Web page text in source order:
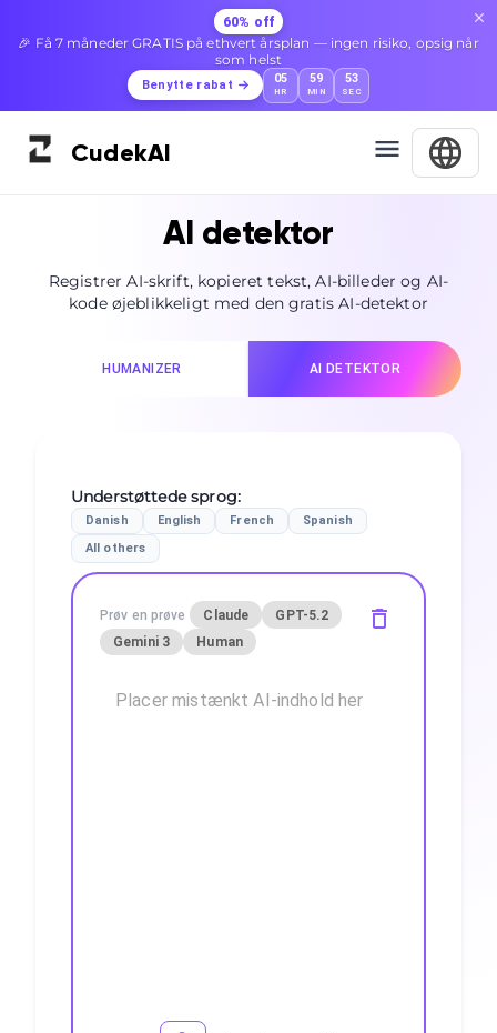
60% off
🎉 Få 7 måneder GRATIS på ethvert årsplan — ingen risiko, opsig når
som helst
Benytte rabat 05
HR
59
MIN
51
SEC
CudekAI
AI detektor
Registrer AI-skrift, kopieret tekst, AI-billeder og AI-
kode øjeblikkeligt med den gratis AI-detektor
HUMANIZER AI DETEKTOR
Understøttede sprog:
Danish English French
Spanish
All others
Prøv en prøve Claude
GPT-5.2
Gemini 3
Human